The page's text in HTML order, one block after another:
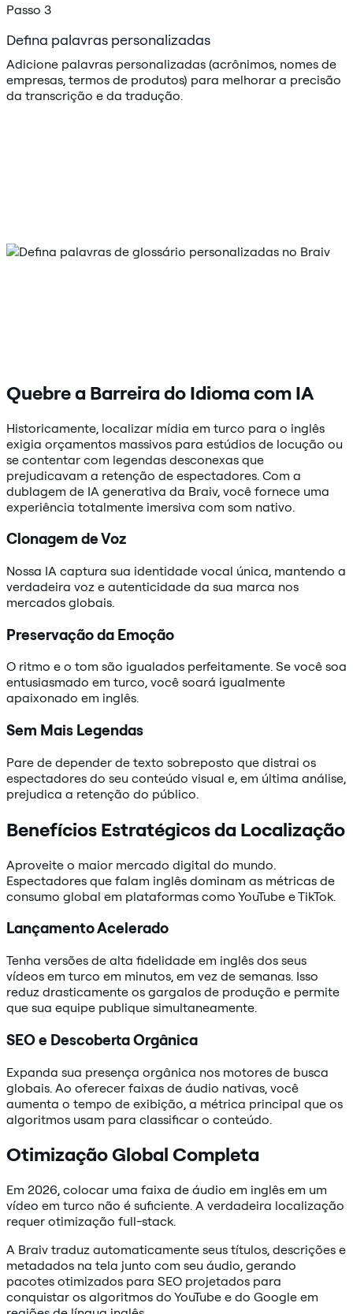
Passo 3
Defina palavras personalizadas
Adicione palavras personalizadas (acrônimos, nomes de
empresas, termos de produtos) para melhorar a precisão
da transcrição e da tradução.
Quebre a Barreira do Idioma com IA
Historicamente, localizar mídia em turco para o inglês
exigia orçamentos massivos para estúdios de locução ou
se contentar com legendas desconexas que
prejudicavam a retenção de espectadores. Com a
dublagem de IA generativa da Braiv, você fornece uma
experiência totalmente imersiva com som nativo.
Clonagem de Voz
Nossa IA captura sua identidade vocal única, mantendo a
verdadeira voz e autenticidade da sua marca nos
mercados globais.
Preservação da Emoção
O ritmo e o tom são igualados perfeitamente. Se você soa
entusiasmado em turco, você soará igualmente
apaixonado em inglês.
Sem Mais Legendas
Pare de depender de texto sobreposto que distrai os
espectadores do seu conteúdo visual e, em última análise,
prejudica a retenção do público.
Benefícios Estratégicos da Localização
Aproveite o maior mercado digital do mundo.
Espectadores que falam inglês dominam as métricas de
consumo global em plataformas como YouTube e TikTok.
Lançamento Acelerado
Tenha versões de alta fidelidade em inglês dos seus
vídeos em turco em minutos, em vez de semanas. Isso
reduz drasticamente os gargalos de produção e permite
que sua equipe publique simultaneamente.
SEO e Descoberta Orgânica
Expanda sua presença orgânica nos motores de busca
globais. Ao oferecer faixas de áudio nativas, você
aumenta o tempo de exibição, a métrica principal que os
algoritmos usam para classificar o conteúdo.
Otimização Global Completa
Em 2026, colocar uma faixa de áudio em inglês em um
vídeo em turco não é suficiente. A verdadeira localização
requer otimização full-stack.
A Braiv traduz automaticamente seus títulos, descrições e
metadados na tela junto com seu áudio, gerando
pacotes otimizados para SEO projetados para
conquistar os algoritmos do YouTube e do Google em